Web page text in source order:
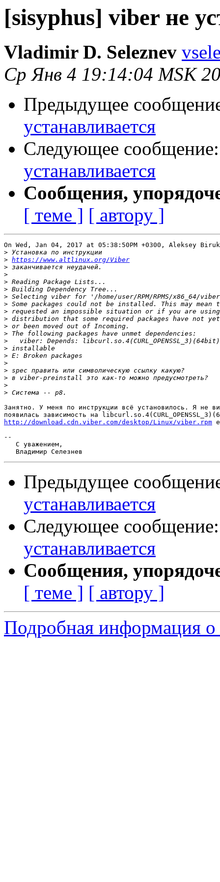
[sisyphus] viber не
Vladimir D. Seleznev
Ср Янв 4 19:14:04 MSK
Предыдущее
устанавливается
Следующее
устанавливается
Сообщения,
[ теме ] [ автору ]
On Wed, Jan 04, 2017 at 05:38:50PM +0300, Aleksey
>
> https://www.altlinux.org/Viber
>
>
>
>
>
>
>
>
>
>
>
>
>
>
>
>
>
>
Занятно. У меня по инструкции всё установилось. Я не
http://download.cdn.viber.com/desktop/Linux/viber.rpm
--
   С уважением,
Предыдущее
устанавливается
Следующее
устанавливается
Сообщения,
[ теме ] [ автору ]
Подробная информация о